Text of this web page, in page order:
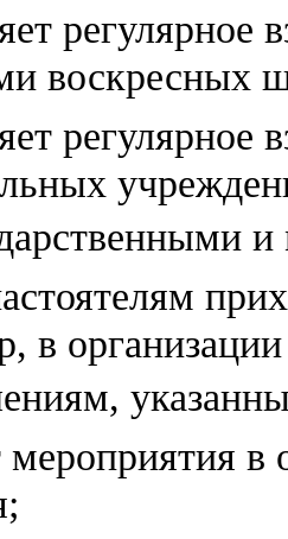
регулярное
воскресных
регулярное
в
мероприятия в